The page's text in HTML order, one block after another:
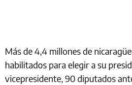
Más de 4,4 millones de
habilitados para elegir a su
vicepresidente, 90 diputados